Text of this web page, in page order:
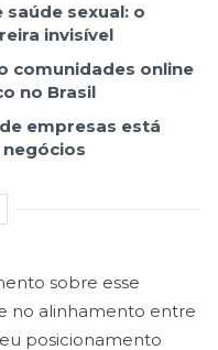
sexual: o
invisível
comunidades online
no Brasil
empresas está
sobre esse
no alinhamento entre
posicionamento